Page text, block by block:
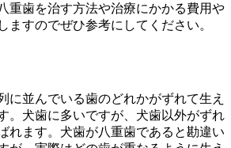
重歯を治す方法や治療にかかる費用や
ますのでぜひ参考にしてください。
に並んでいる歯のどれかがずれて生え
。犬歯に多いですが、犬歯以外がずれ
れます。犬歯が八重歯であると勘違い